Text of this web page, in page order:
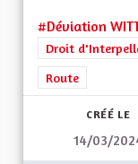
#Déviation
Droit
Route
CRÉÉ LE
14/03/